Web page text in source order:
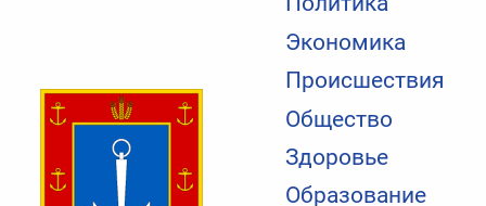
Экономика
Происшествия
Общество
Здоровье
Образование